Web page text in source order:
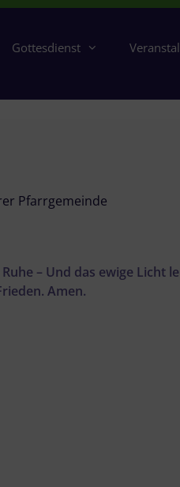
Gottesdienst
Pfarrgemeinde
– Und das ewige Licht
Amen.